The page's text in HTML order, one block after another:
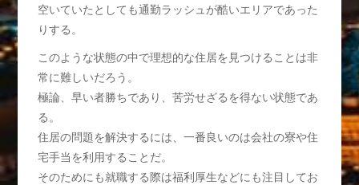
空いていたとしても通勤ラッシュが酷いエリアであった
りする。
このような状態の中で理想的な住居を見つけることは非
常に難しいだろう。
極論、早い者勝ちであり、苦労せざるを得ない状態であ
る。
住居の問題を解決するには、一番良いのは会社の寮や住
宅手当を利用することだ。
そのためにも就職する際は福利厚生などにも注目してお